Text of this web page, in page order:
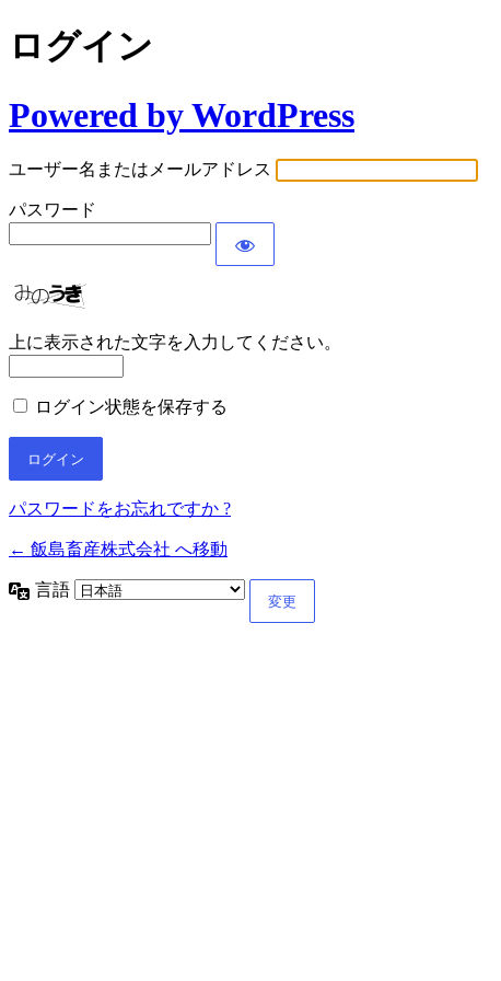
ログイン
Powered by WordPress
ユーザー名またはメールアドレス
パスワード
上に表示された文字を入力してください。
ログイン状態を保存する
パスワードをお忘れですか ?
← 飯島畜産株式会社 へ移動
言語